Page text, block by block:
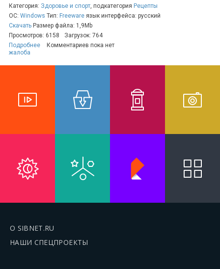
Категория: Здоровье и спорт, подкатегория Рецепты
ОС: Windows Тип: Freeware язык интерфейса: русский
Скачать Размер файла: 1,9Mb
Просмотров: 6158
Загрузок: 764
Подробнее
Комментариев пока нет
жалоба
О SIBNET.RU
НАШИ СПЕЦПРОЕКТЫ